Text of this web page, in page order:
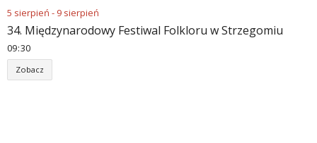
5 sierpień - 9 sierpień
34. Międzynarodowy Festiwal Folkloru w Strzegomiu
09 30
Zobacz